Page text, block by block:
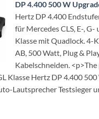
DP 4.400 500 W
Hertz DP 4.400
für Mercedes CLS, E-, G-
Klasse mit Quadlock. 4-
AB, 500 Watt, Plug &
Kabelschneiden.
Klasse Hertz DP 4.400
Lautsprecher Testsieger